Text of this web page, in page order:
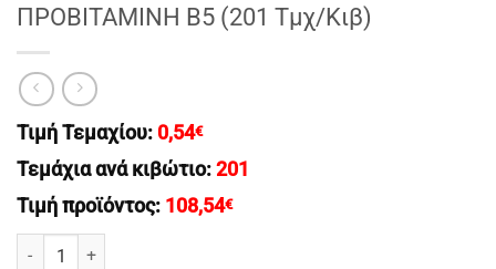
ΠΡΟΒΙΤΑΜΙΝΗ Β5 (201 Tμχ/Κιβ)
Τιμή Τεμαχίου: 0,54€
Τεμάχια ανά κιβώτιο: 201
Τιμή προϊόντος: 108,54€
KORRES-Hair Conditioner/Mαλλακτικη Κρεμα Μαλλιων 40ml